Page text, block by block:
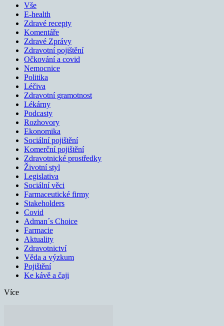
Vše
E-health
Zdravé recepty
Komentáře
Zdravé Zprávy
Zdravotní pojištění
Očkování a covid
Nemocnice
Politika
Léčiva
Zdravotní gramotnost
Lékárny
Podcasty
Rozhovory
Ekonomika
Sociální pojištění
Komerční pojištění
Zdravotnické prostředky
Životní styl
Legislativa
Sociální věci
Farmaceutické firmy
Stakeholders
Covid
Adman´s Choice
Farmacie
Aktuality
Zdravotnictví
Věda a výzkum
Pojištění
Ke kávě a čaji
Více